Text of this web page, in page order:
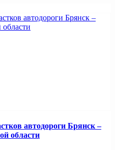
автодороги Брянск –
области